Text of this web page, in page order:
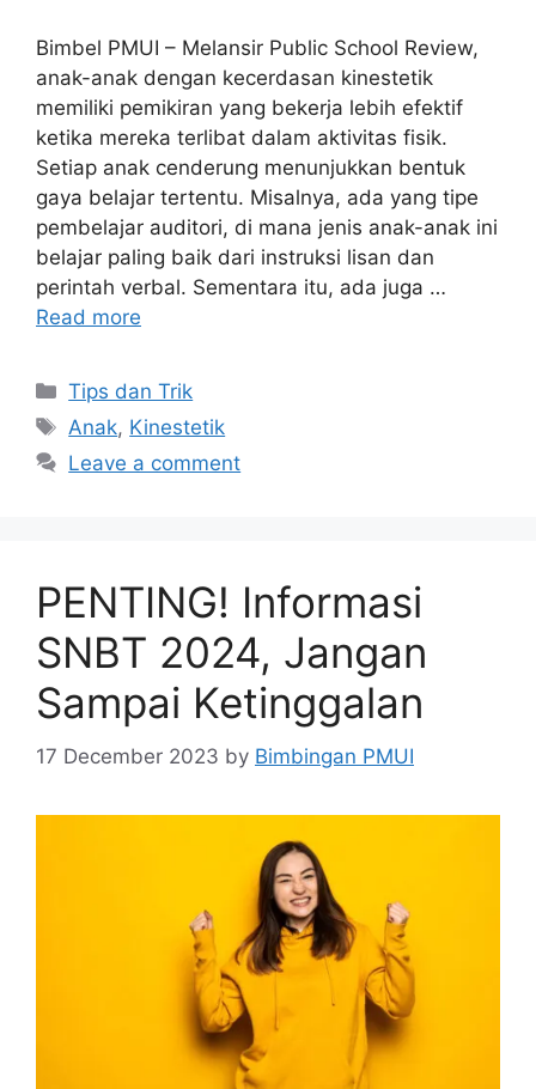
Bimbel PMUI – Melansir Public School Review,
anak-anak dengan kecerdasan kinestetik
memiliki pemikiran yang bekerja lebih efektif
ketika mereka terlibat dalam aktivitas fisik.
Setiap anak cenderung menunjukkan bentuk
gaya belajar tertentu. Misalnya, ada yang tipe
pembelajar auditori, di mana jenis anak-anak ini
belajar paling baik dari instruksi lisan dan
perintah verbal. Sementara itu, ada juga …
Read more
Tips dan Trik
Anak, Kinestetik
Leave a comment
PENTING! Informasi
SNBT 2024, Jangan
Sampai Ketinggalan
17 December 2023 by Bimbingan PMUI